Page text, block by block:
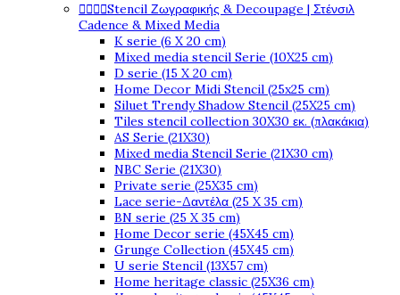
Stencil Ζωγραφικής & Decoupage | Στένσιλ
Cadence & Mixed Media
K serie (6 X 20 cm)
Mixed media stencil Serie (10X25 cm)
D serie (15 X 20 cm)
Home Decor Midi Stencil (25x25 cm)
Siluet Trendy Shadow Stencil (25X25 cm)
Tiles stencil collection 30X30 εκ. (πλακάκια)
AS Serie (21X30)
Mixed media Stencil Serie (21X30 cm)
NBC Serie (21X30)
Private serie (25X35 cm)
Lace serie-Δαντέλα (25 X 35 cm)
BN serie (25 X 35 cm)
Home Decor serie (45X45 cm)
Grunge Collection (45X45 cm)
U serie Stencil (13X57 cm)
Home heritage classic (25X36 cm)